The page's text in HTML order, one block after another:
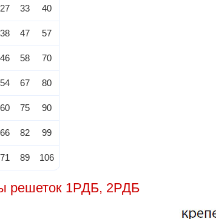
27 33 40
38 47 57
46 58 70
54 67 80
60 75 90
66 82 99
71 89 106
решеток 1РДБ, 2РДБ